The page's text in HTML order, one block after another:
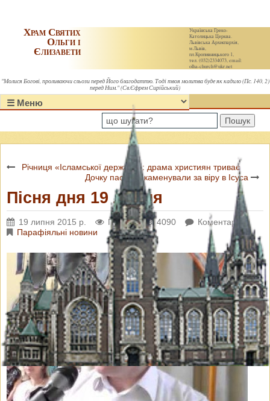
Українська Греко-
Католицька Церква.
Львівська Архиєпархія,
м.Львів,
пл.Кропивницького 1,
тел. (032)2334073, email:
olha-church@ukr.net
Храм Святих
Ольги і
Єлизавети
"Молися Богові, проливаючи сльози перед Його благодаттю. Тоді твоя молитва буде як кадило (Пс. 140, 2)
перед Ним." (Св.Єфрем Сирійський)
Пошук
Річниця «Ісламської держави»: драма християн триває
Дочку пастора каменували за віру в Ісуса
Пісня дня 19 липня
19 липня 2015 р. Переглядів: 4090
Коментарі: 0
Парафіяльні новини